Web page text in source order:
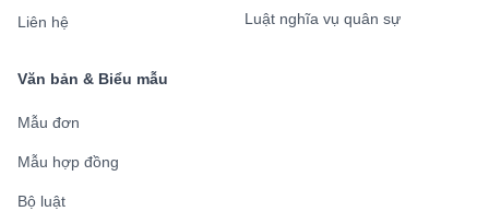
Liên hệ Luật nghĩa vụ quân sự
Văn bản & Biểu mẫu
Mẫu đơn
Mẫu hợp đồng
Bộ luật